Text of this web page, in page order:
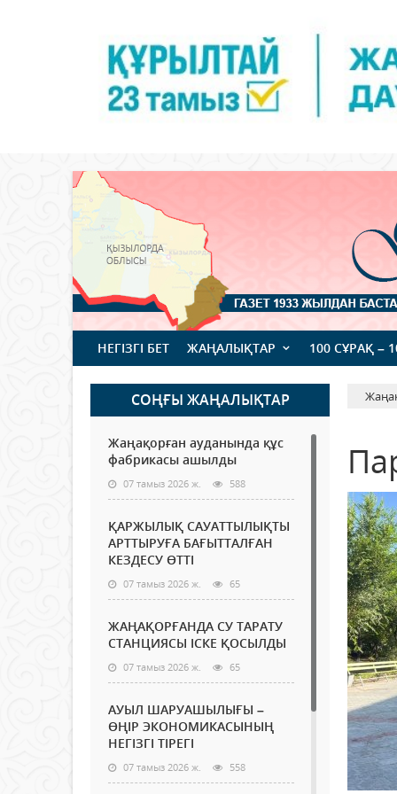
НЕГІЗГІ БЕТ ЖАҢАЛЫҚТАР 100 СҰРАҚ –
СОҢҒЫ ЖАҢАЛЫҚТАР
Жаңақорған ауданында құс
фабрикасы ашылды
07 тамыз 2026 ж. 588
ҚАРЖЫЛЫҚ САУАТТЫЛЫҚТЫ
АРТТЫРУҒА БАҒЫТТАЛҒАН
КЕЗДЕСУ ӨТТІ
07 тамыз 2026 ж. 65
ЖАҢАҚОРҒАНДА СУ ТАРАТУ
СТАНЦИЯСЫ ІСКЕ ҚОСЫЛДЫ
07 тамыз 2026 ж. 65
АУЫЛ ШАРУАШЫЛЫҒЫ –
ӨҢІР ЭКОНОМИКАСЫНЫҢ
НЕГІЗГІ ТІРЕГІ
07 тамыз 2026 ж. 558